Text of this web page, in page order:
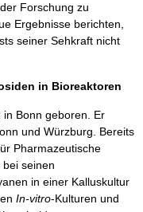
Forschung zu
Ergebnisse berichten,
seiner Sehkraft nicht
in Bioreaktoren
in Bonn geboren. Er
und Würzburg. Bereits
Pharmazeutische
seinen
in einer Kalluskultur
In-vitro-Kulturen und